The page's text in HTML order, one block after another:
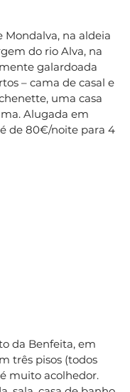
Mondalva, na aldeia
do rio Alva, na
galardoada
– cama de casal e
uma casa
Alugada em
de 80€/noite para 4
da Benfeita, em
três pisos (todos
muito acolhedor.